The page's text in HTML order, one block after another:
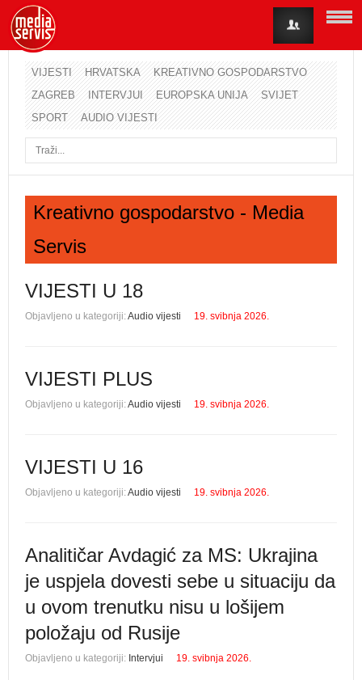
VIJESTI HRVATSKA
KREATIVNO GOSPODARSTVO
ZAGREB
INTERVJUI EUROPSKA UNIJA
SVIJET
SPORT
AUDIO VIJESTI
Kreativno gospodarstvo - Media
Servis
VIJESTI U 18
Objavljeno u kategoriji:Audio vijesti 19. svibnja 2026.
VIJESTI PLUS
Objavljeno u kategoriji:Audio vijesti 19. svibnja 2026.
VIJESTI U 16
Objavljeno u kategoriji:Audio vijesti 19. svibnja 2026.
Analitičar Avdagić za MS: Ukrajina
je uspjela dovesti sebe u situaciju da
u ovom trenutku nisu u lošijem
položaju od Rusije
Objavljeno u kategoriji: Intervjui 19. svibnja 2026.
Korisničko ime
Lozinka